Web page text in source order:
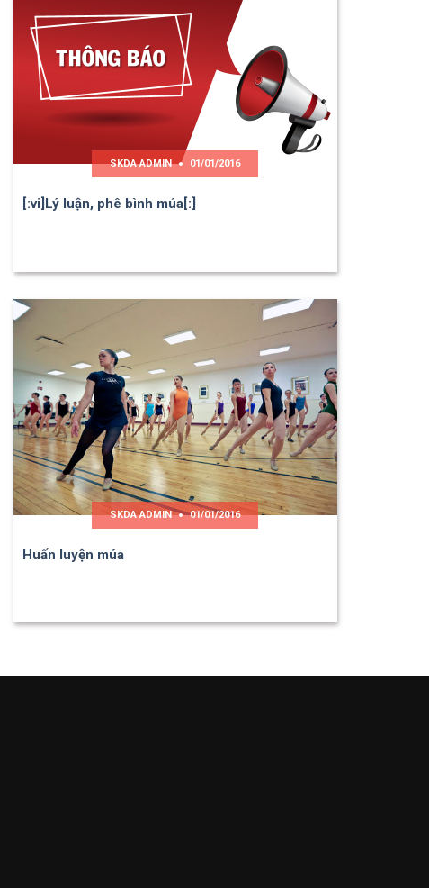
SKDA ADMIN 01/01/2016
[:vi]Lý luận, phê bình múa[:]
SKDA ADMIN 01/01/2016
Huấn luyện múa